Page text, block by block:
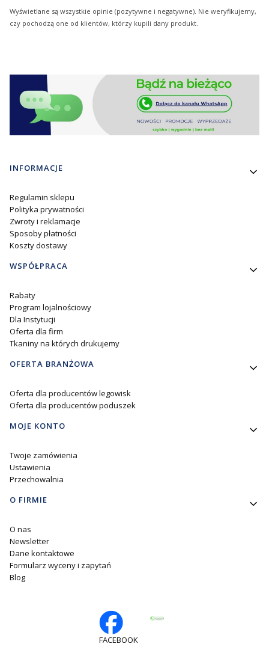
Wyświetlane są wszystkie opinie (pozytywne i negatywne). Nie weryfikujemy,
czy pochodzą one od klientów, którzy kupili dany produkt.
Linki w stopce
INFORMACJE
Regulamin sklepu
Polityka prywatności
Zwroty i reklamacje
Sposoby płatności
Koszty dostawy
WSPÓŁPRACA
Rabaty
Program lojalnościowy
Dla Instytucji
Oferta dla firm
Tkaniny na których drukujemy
OFERTA BRANŻOWA
Oferta dla producentów legowisk
Oferta dla producentów poduszek
MOJE KONTO
Twoje zamówienia
Ustawienia
Przechowalnia
O FIRMIE
O nas
Newsletter
Dane kontaktowe
Formularz wyceny i zapytań
Blog
FACEBOOK